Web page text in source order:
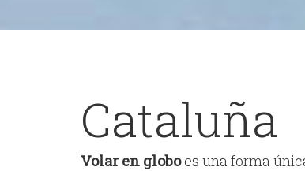
Cataluña
Volar en globoes una forma